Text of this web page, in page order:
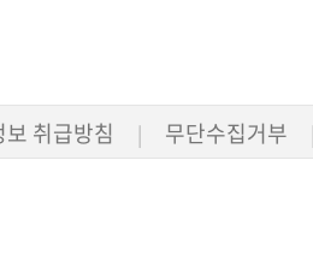
보 취급방침 | 무단수집거부